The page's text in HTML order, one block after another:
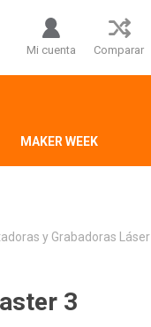
Mi cuenta Comparar
MAKER WEEK
y Grabadoras Láser
3